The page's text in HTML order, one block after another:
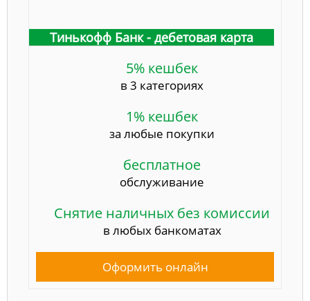
Тинькофф Банк - дебетовая карта
5% кешбек
в 3 категориях
1% кешбек
за любые покупки
бесплатное
обслуживание
Снятие наличных без комиссии
в любых банкоматах
Оформить онлайн